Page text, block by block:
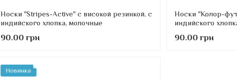
Носки "Stripes-Active" с високой резинкой, с
индийского хлопка, молочные
90.00 грн
Носки "Колор-
индийского
90.00 грн
Новинка